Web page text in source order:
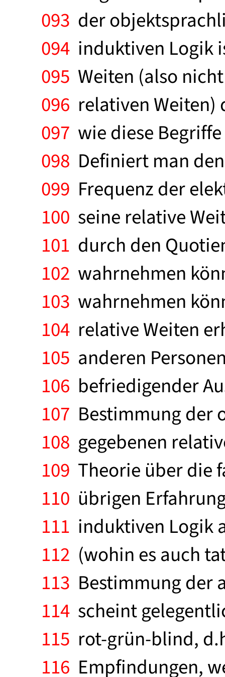
093 der
094 induktiven Logik
095 Weiten (also
096 relativen Weiten)
097 wie diese
098 Definiert man
099 Frequenz der
100 seine relative
101 durch den
102 wahrnehmen
103 wahrnehmen
104 relative Weiten
105 anderen
106 befriedigender
107 Bestimmung der
108 gegebenen
109 Theorie über die
110 übrigen
111 induktiven Logik
112 (wohin es auch
113 Bestimmung der
114 scheint
115 rot-grün-blind,
116 Empfindungen,